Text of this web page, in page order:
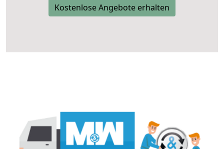
Kostenlose Angebote erhalten